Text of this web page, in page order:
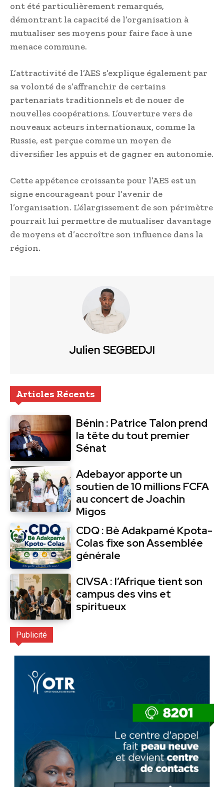
ont été particulièrement remarqués,
démontrant la capacité de l’organisation à
mutualiser ses moyens pour faire face à une
menace commune.
L’attractivité de l’AES s’explique également par
sa volonté de s’affranchir de certains
partenariats traditionnels et de nouer de
nouvelles coopérations. L’ouverture vers de
nouveaux acteurs internationaux, comme la
Russie, est perçue comme un moyen de
diversifier les appuis et de gagner en autonomie.
Cette appétence croissante pour l’AES est un
signe encourageant pour l’avenir de
l’organisation. L’élargissement de son périmètre
pourrait lui permettre de mutualiser davantage
de moyens et d’accroître son influence dans la
région.
Julien SEGBEDJI
Articles Récents
Bénin : Patrice Talon prend
la tête du tout premier
Sénat
Adebayor apporte un
soutien de 10 millions FCFA
au concert de Joachin
Migos
CDQ : Bè Adakpamé Kpota-
Colas fixe son Assemblée
générale
CIVSA : l’Afrique tient son
campus des vins et
spiritueux
Publicité